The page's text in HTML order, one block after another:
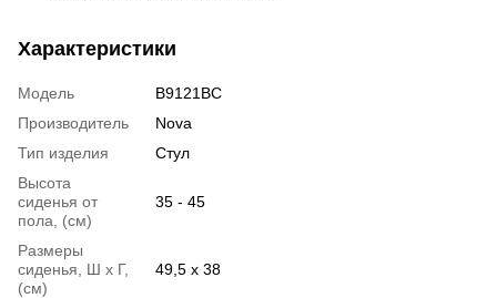
Характеристики
Модель
B9121BC
Производитель
Nova
Тип изделия
Стул
Высота
сиденья от
пола, (см)
35 - 45
Размеры
сиденья, Ш х Г,
(см)
49,5 х 38